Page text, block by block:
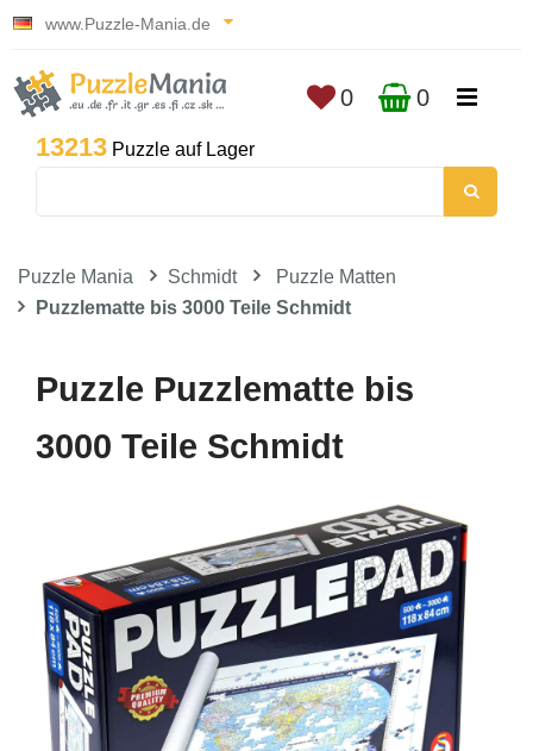
www.Puzzle-Mania.de
13213 Puzzle auf Lager
0 0
Puzzle Mania Schmidt
Puzzle Matten
Puzzlematte bis 3000 Teile Schmidt
Puzzle Puzzlematte bis
3000 Teile Schmidt